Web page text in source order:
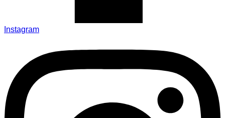
Instagram